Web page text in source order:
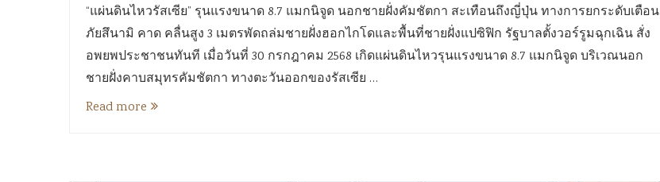
“แผ่นดินไหวรัสเซีย” รุนแรงขนาด 8.7 แมกนิจูด นอกชายฝั่งคัมชัตกา สะเทือนถึงญี่ปุ่น ทางการยกระดับเตือน
ภัยสึนามิ คาด คลื่นสูง 3 เมตรพัดถล่มชายฝั่งฮอกไกโดและพื้นที่ชายฝั่งแปซิฟิก รัฐบาลตั้งวอร์รูมฉุกเฉิน สั่ง
อพยพประชาชนทันที เมื่อวันที่ 30 กรกฎาคม 2568 เกิดแผ่นดินไหวรุนแรงขนาด 8.7 แมกนิจูด บริเวณนอก
ชายฝั่งคาบสมุทรคัมชัตกา ทางตะวันออกของรัสเซีย …
Read more